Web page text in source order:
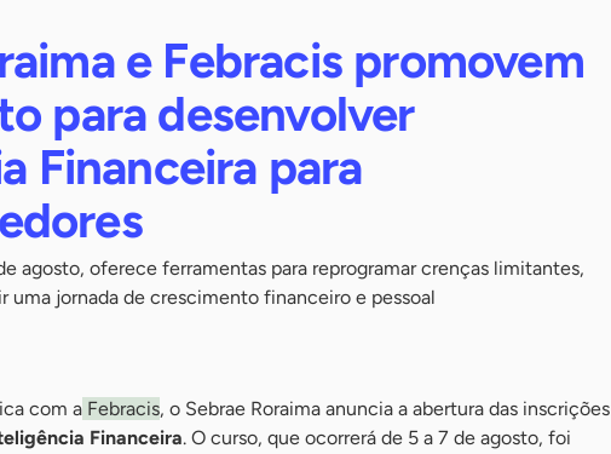
e Febracis promovem
para desenvolver
Financeira para
agosto, oferece ferramentas para reprogramar crenças limitantes,
uma jornada de crescimento financeiro e pessoal
com a Febracis, o Sebrae Roraima anuncia a abertura das inscrições
Financeira. O curso, que ocorrerá de 5 a 7 de agosto, foi